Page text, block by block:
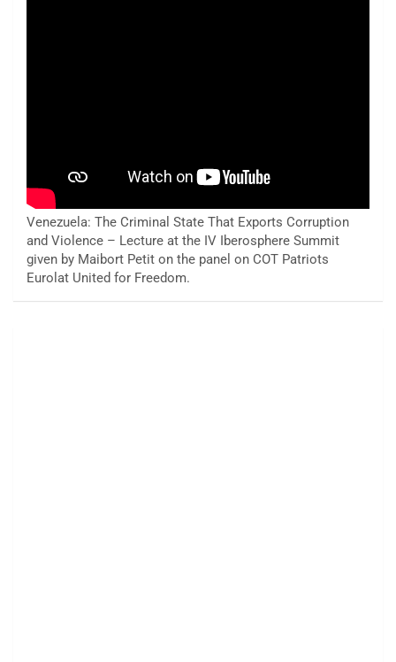
Venezuela: The Criminal State That Exports Corruption
and Violence – Lecture at the IV Iberosphere Summit
given by Maibort Petit on the panel on COT Patriots
Eurolat United for Freedom.